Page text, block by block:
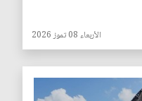
الأربعاء 08 تموز 2026